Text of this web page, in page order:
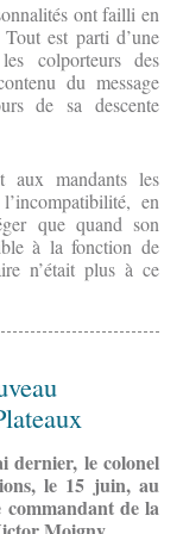
ont failli en
est parti d’une
colporteurs des
du message
de sa descente
aux mandants les
en
que quand son
à la fonction de
n’était plus à ce
dernier, le colonel
le 15 juin, au
commandant de la